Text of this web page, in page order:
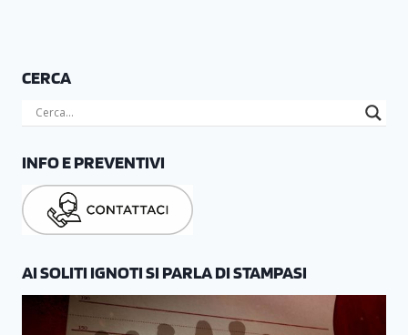
CERCA
INFO E PREVENTIVI
AI SOLITI IGNOTI SI PARLA DI STAMPASI